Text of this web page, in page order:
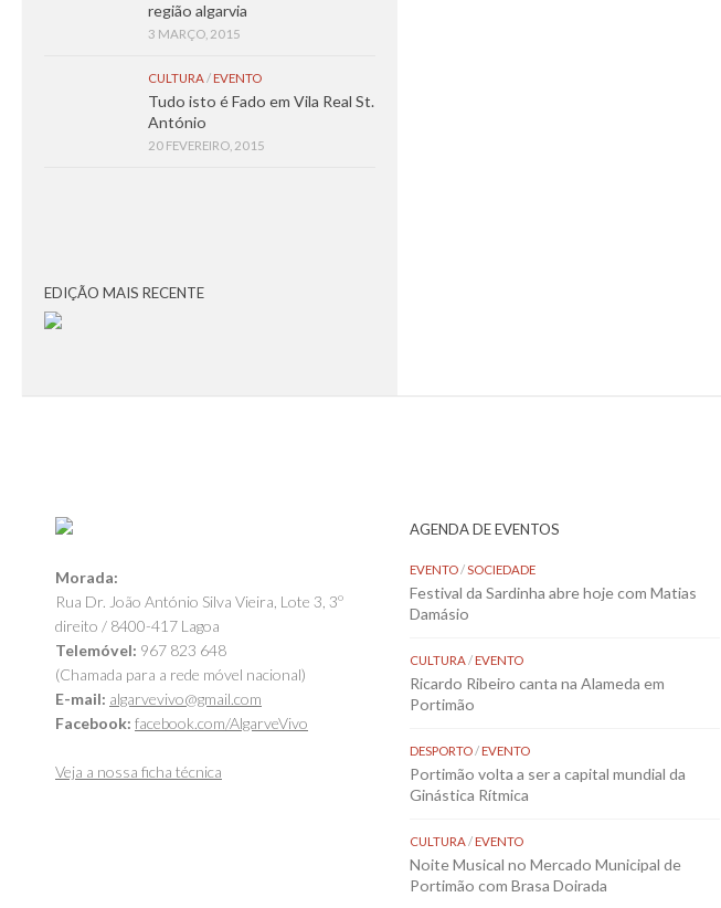
região algarvia
3 MARÇO, 2015
CULTURA/ EVENTO
Tudo isto é Fado em Vila Real St.
António
20 FEVEREIRO, 2015
EDIÇÃO MAIS RECENTE
Morada:
Rua Dr. João António Silva Vieira, Lote 3, 3º
direito / 8400-417 Lagoa
Telemóvel: 967 823 648
(Chamada para a rede móvel nacional)
E-mail: algarvevivo@gmail.com
Facebook: facebook.com/AlgarveVivo
Veja a nossa ficha técnica
AGENDA DE EVENTOS
EVENTO/SOCIEDADE
Festival da Sardinha abre hoje com Matias
Damásio
CULTURA/EVENTO
Ricardo Ribeiro canta na Alameda em
Portimão
DESPORTO/EVENTO
Portimão volta a ser a capital mundial da
Ginástica Rítmica
CULTURA/EVENTO
Noite Musical no Mercado Municipal de
Portimão com Brasa Doirada